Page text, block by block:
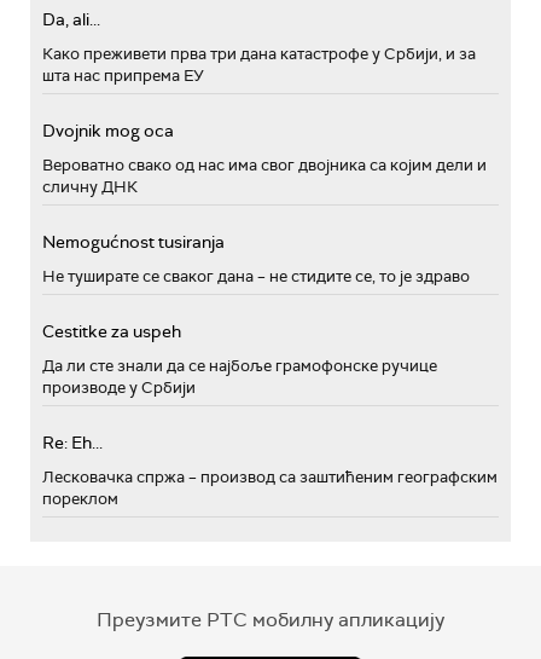
Da, ali...
Како преживети прва три дана катастрофе у Србији, и за
шта нас припрема ЕУ
Dvojnik mog oca
Вероватно свако од нас има свог двојника са којим дели и
сличну ДНК
Nemogućnost tusiranja
Не туширате се сваког дана – не стидите се, то је здраво
Cestitke za uspeh
Да ли сте знали да се најбоље грамофонске ручице
производе у Србији
Re: Eh...
Лесковачка спржа – производ са заштићеним географским
пореклом
Преузмите РТС мобилну апликацију